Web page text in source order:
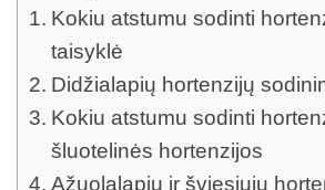
Kokiu atstumu sodinti
taisyklė
Didžialapių hortenzijų
Kokiu atstumu sodinti
šluotelinės hortenzijos
Ąžuolalapių ir šviesiųjų